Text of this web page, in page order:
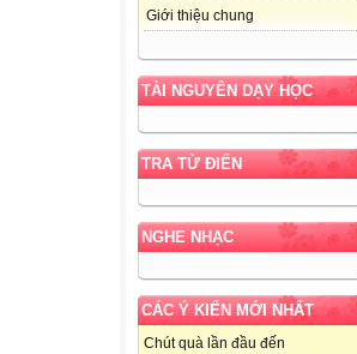
Giới thiệu chung
TÀI NGUYÊN DẠY HỌC
TRA TỪ ĐIỂN
NGHE NHẠC
CÁC Ý KIẾN MỚI NHẤT
Chút quà lần đầu đến